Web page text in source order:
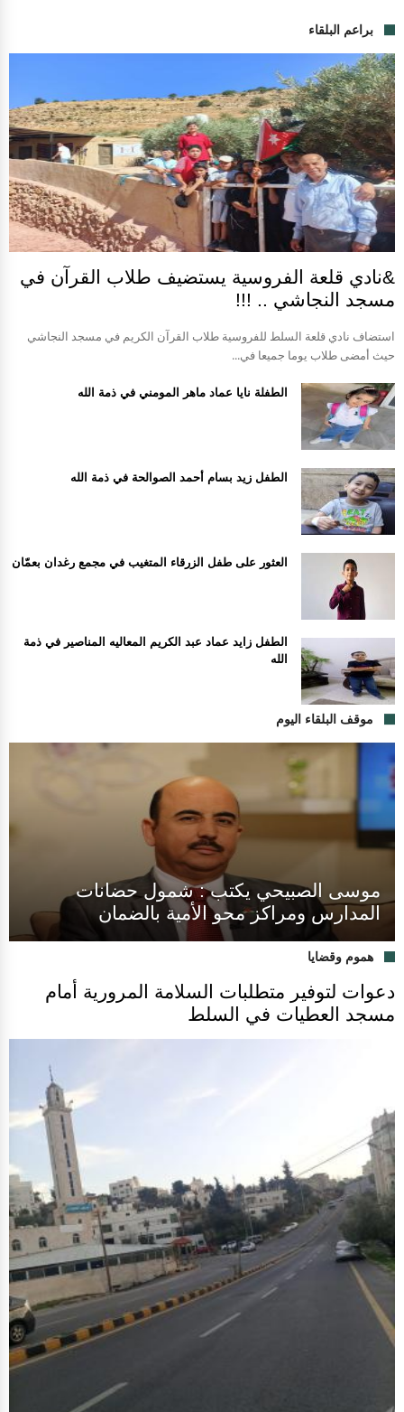
براعم البلقاء
&نادي قلعة الفروسية يستضيف طلاب القرآن في
مسجد النجاشي .. !!!
استضاف نادي قلعة السلط للفروسية طلاب القرآن الكريم في مسجد النجاشي
حيث أمضى طلاب يوما جميعا في...
الطفلة نايا عماد ماهر المومني في ذمة الله
الطفل زيد بسام أحمد الصوالحة في ذمة الله
العثور على طفل الزرقاء المتغيب في مجمع رغدان بعمّان
الطفل زايد عماد عبد الكريم المعاليه المناصير في ذمة
الله
موقف البلقاء اليوم
موسى الصبيحي يكتب : شمول حضانات
المدارس ومراكز محو الأمية بالضمان
هموم وقضايا
دعوات لتوفير متطلبات السلامة المرورية أمام
مسجد العطيات في السلط